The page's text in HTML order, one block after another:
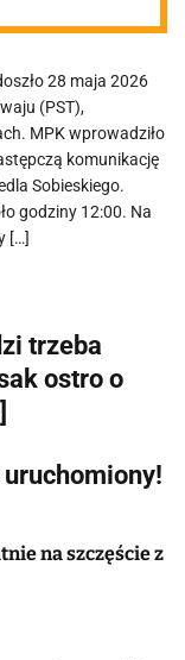
28 maja 2026
(PST),
MPK wprowadziło
komunikację
Sobieskiego.
godziny 12:00. Na
[…]
trzeba
ostro o
na szczęście z